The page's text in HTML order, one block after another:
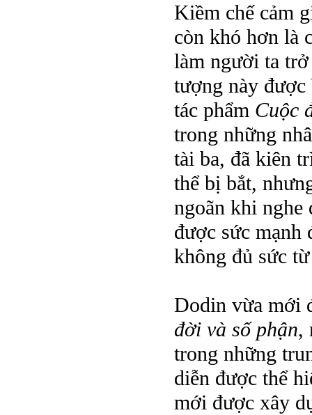
Kiềm chế cảm
còn khó hơn là
làm người ta
tượng này được
tác phẩm Cuộc
trong những
tài ba, đã kiên
thể bị bắt,
ngoãn khi
được sức mạnh
không đủ sức
Dodin vừa mới
đời và số phận,
trong những
diễn được thể
mới được xây